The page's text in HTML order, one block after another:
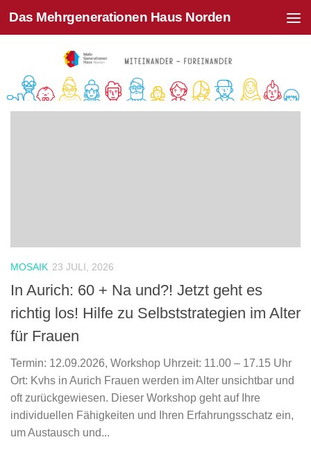
Zum Inhalt springen
Das Mehrgenerationen Haus Norden
MOSAIK 23 JULI, 2026
In Aurich: 60 + Na und?! Jetzt geht es
richtig los! Hilfe zu Selbststrategien im Alter
für Frauen
Termin: 12.09.2026, Workshop Uhrzeit: 11.00 – 17.15 Uhr
Ort: Kvhs in Aurich Frauen werden im Alter unsichtbar und
oft zurückgewiesen. Dieser Workshop geht auf Ihre
individuellen Fähigkeiten und Ihren Erfahrungsschatz ein,
um Austausch und...